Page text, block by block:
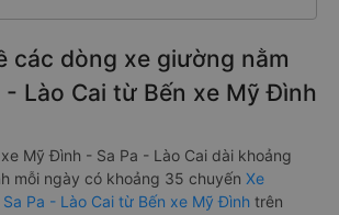
các dòng xe giường nằm
- Lào Cai từ Bến xe Mỹ Đình
Mỹ Đình - Sa Pa - Lào Cai dài khoảng
mỗi ngày có khoảng 35 chuyến Xe
Pa - Lào Cai từ Bến xe Mỹ Đình trên